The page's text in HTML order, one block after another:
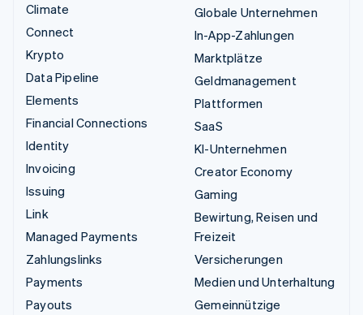
Climate
Connect
Krypto
Data Pipeline
Elements
Financial Connections
Identity
Invoicing
Issuing
Link
Managed Payments
Zahlungslinks
Payments
Payouts
Globale Unternehmen
In-App-Zahlungen
Marktplätze
Geldmanagement
Plattformen
SaaS
KI-Unternehmen
Creator Economy
Gaming
Bewirtung, Reisen und
Freizeit
Versicherungen
Medien und Unterhaltung
Gemeinnützige